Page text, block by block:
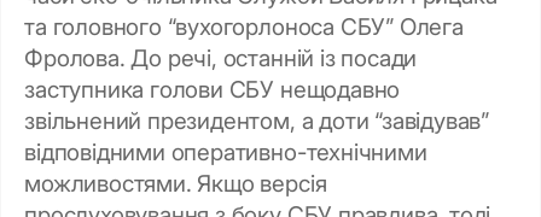
та головного “вухогорлоноса СБУ” Олега
Фролова. До речі, останній із посади
заступника голови СБУ нещодавно
звільнений президентом, а доти “завідував”
відповідними оперативно-технічними
можливостями. Якщо версія